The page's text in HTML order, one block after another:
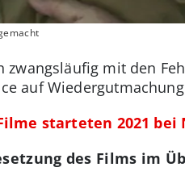
zwangsläufig mit den
auf
starteten 2021 bei
des Films im